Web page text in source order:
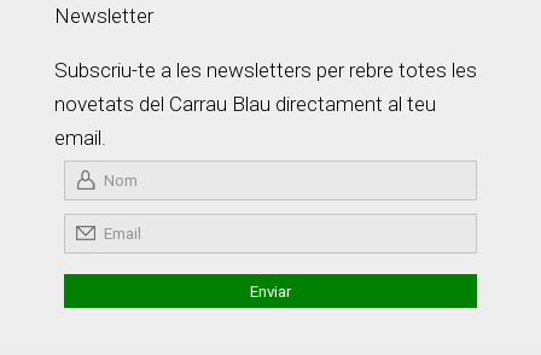
Newsletter
Subscriu-te a les newsletters per rebre totes les
novetats del Carrau Blau directament al teu
email.